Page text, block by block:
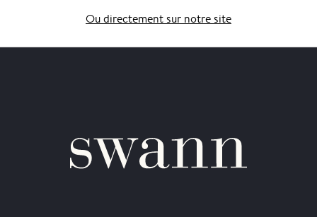
Ou directement sur notre site